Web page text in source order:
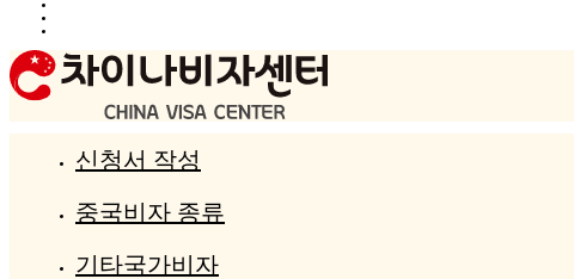
신청서 작성
중국비자 종류
기타국가비자